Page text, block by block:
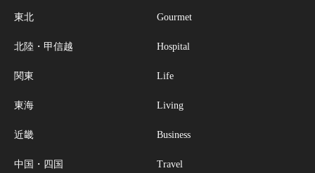
東北
北陸・甲信越
関東
東海
近畿
中国・四国
Gourmet
Hospital
Life
Living
Business
Travel